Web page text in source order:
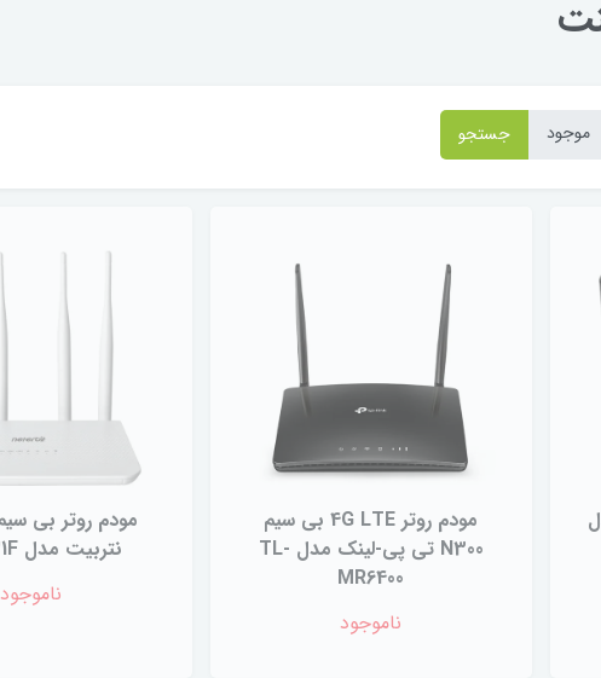
موجود جستجو
مودم روتر 4G LTE بی سیم
N300 تی پی-لینک مدل TL-
MR6400
ناموجود
نتربیت مدل NW-431F
ناموجود